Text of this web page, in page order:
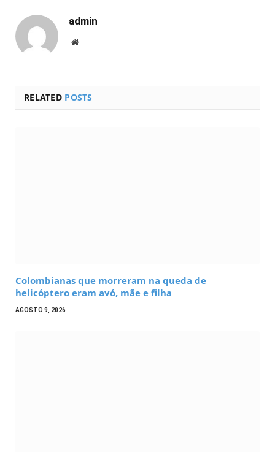
admin
Website
RELATED POSTS
Colombianas que morreram na queda de
helicóptero eram avó, mãe e filha
AGOSTO 9, 2026